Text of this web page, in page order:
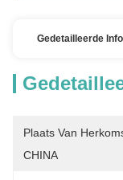
Gedetailleerde
Plaats Van
CHINA